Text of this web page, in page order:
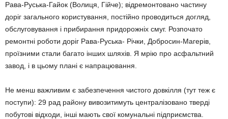
Рава-Руська-Гайок (Волиця, Гійче); відремонтовано частину
доріг загального користування, постійно проводиться догляд,
обслуговування і прибирання придорожніх смуг. Розпочато
ремонтні роботи доріг Рава-Руська- Річки, Добросин-Магерів,
проїзними стали багато інших шляхів. Я мрію про асфальтний
завод, і в цьому плані є напрацювання.
Не менш важливим є забезпечення чистого довкілля (тут теж є
поступи): 29 рад району вивозитимуть централізовано тверді
побутові відходи, інші мають свої комунальні підприємства.